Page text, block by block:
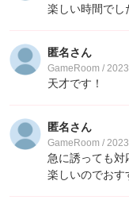
楽しい時間でし
匿名さん
GameRoom /
天才です！
匿名さん
GameRoom /
急に誘っても対
楽しいのでおす